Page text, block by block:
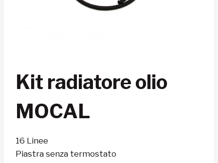
Kit radiatore olio
MOCAL
16 Linee
Piastra senza termostato